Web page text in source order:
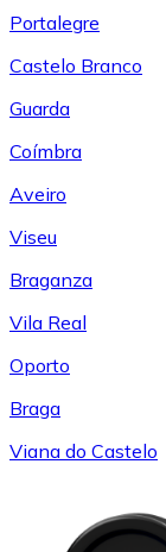
Portalegre
Castelo Branco
Guarda
Coímbra
Aveiro
Viseu
Braganza
Vila Real
Oporto
Braga
Viana do Castelo